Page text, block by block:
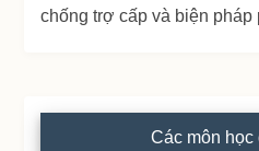
chống trợ cấp và biện
Các môn